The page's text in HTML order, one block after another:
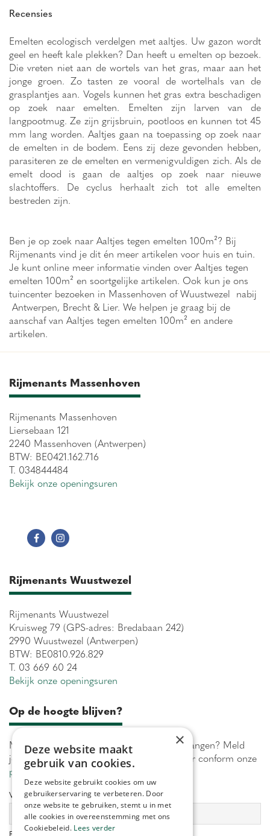
Recensies
Emelten ecologisch verdelgen met aaltjes. Uw gazon wordt
geel en heeft kale plekken? Dan heeft u emelten op bezoek.
Die vreten niet aan de wortels van het gras, maar aan het
jonge groen. Zo tasten ze vooral de wortelhals van de
grasplantjes aan. Vogels kunnen het gras extra beschadigen
op zoek naar emelten. Emelten zijn larven van de
langpootmug. Ze zijn grijsbruin, pootloos en kunnen tot 45
mm lang worden. Aaltjes gaan na toepassing op zoek naar
de emelten in de bodem. Eens zij deze gevonden hebben,
parasiteren ze de emelten en vermenigvuldigen zich. Als de
emelt dood is gaan de aaltjes op zoek naar nieuwe
slachtoffers. De cyclus herhaalt zich tot alle emelten
bestreden zijn.
Ben je op zoek naar Aaltjes tegen emelten 100m²? Bij
Rijmenants vind je dit én meer artikelen voor huis en tuin.
Je kunt online meer informatie vinden over Aaltjes tegen
emelten 100m² en soortgelijke artikelen. Ook kun je ons
tuincenter bezoeken in Massenhoven of Wuustwezel nabij
Antwerpen, Brecht & Lier. We helpen je graag bij de
aanschaf van Aaltjes tegen emelten 100m² en andere
artikelen.
Rijmenants Massenhoven
Rijmenants Massenhoven
Liersebaan 121
2240 Massenhoven (Antwerpen)
BTW: BE0421.162.716
T. 034844484
Bekijk onze openingsuren
Rijmenants Wuustwezel
Rijmenants Wuustwezel
Kruisweg 79 (GPS-adres: Bredabaan 242)
2990 Wuustwezel (Antwerpen)
BTW: BE0810.926.829
T. 03 669 60 24
Bekijk onze openingsuren
Op de hoogte blijven?
Maximaal 1 keer per week onze acties ontvangen? Meld
je aan! Wij verwerken jouw gegevens secuur conform onze
privacy policy.
Voornaam: Achternaam:
×
Deze website maakt
gebruik van cookies.
Deze website gebruikt cookies om uw
gebruikerservaring te verbeteren. Door
onze website te gebruiken, stemt u in met
alle cookies in overeenstemming met ons
Cookiebeleid. Lees verder